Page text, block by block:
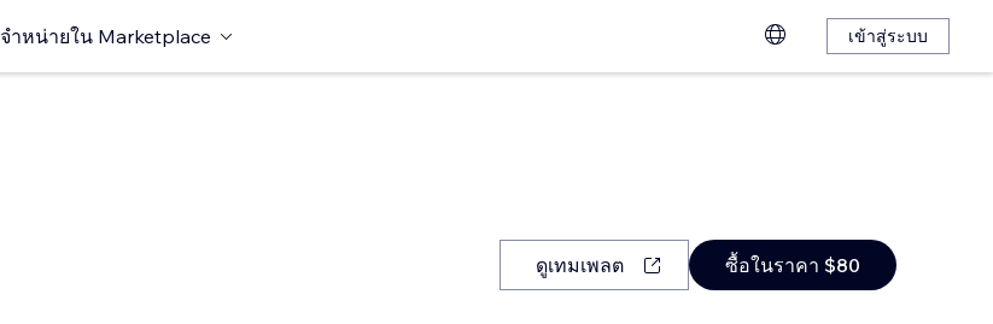
จำหน่ายใน Marketplace เข้าสู่ระบบ
ดูเทมเพลต ซื้อในราคา $80